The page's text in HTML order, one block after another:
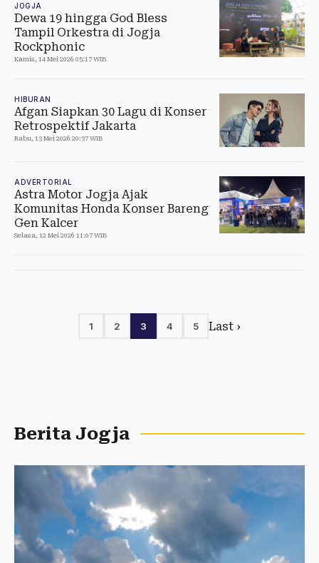
JOGJA
Dewa 19 hingga God Bless
Tampil Orkestra di Jogja
Rockphonic
Kamis, 14 Mei 2026 05:17 WIB
HIBURAN
Afgan Siapkan 30 Lagu di Konser
Retrospektif Jakarta
Rabu, 13 Mei 2026 20:37 WIB
ADVERTORIAL
Astra Motor Jogja Ajak
Komunitas Honda Konser Bareng
Gen Kalcer
Selasa, 12 Mei 2026 11:07 WIB
1 2 3 4 5 Last ›
Berita Jogja